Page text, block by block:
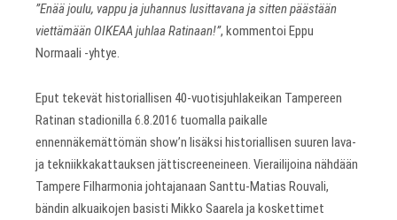
”Enää joulu, vappu ja juhannus lusittavana ja sitten päästään
viettämään OIKEAA juhlaa Ratinaan!”, kommentoi Eppu
Normaali -yhtye.
Eput tekevät historiallisen 40-vuotisjuhlakeikan Tampereen
Ratinan stadionilla 6.8.2016 tuomalla paikalle
ennennäkemättömän show’n lisäksi historiallisen suuren lava-
ja tekniikkakattauksen jättiscreeneineen. Vierailijoina nähdään
Tampere Filharmonia johtajanaan Santtu-Matias Rouvali,
bändin alkuaikojen basisti Mikko Saarela ja koskettimet